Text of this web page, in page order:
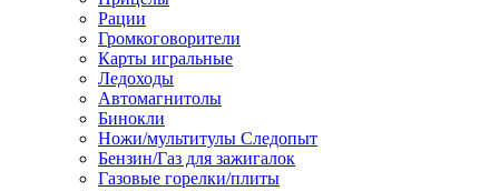
Рации
Громкоговорители
Карты игральные
Ледоходы
Автомагнитолы
Бинокли
Ножи/мультитулы Следопыт
Бензин/Газ для зажигалок
Газовые горелки/плиты